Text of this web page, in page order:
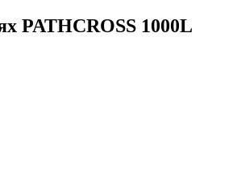
PATHCROSS 1000L